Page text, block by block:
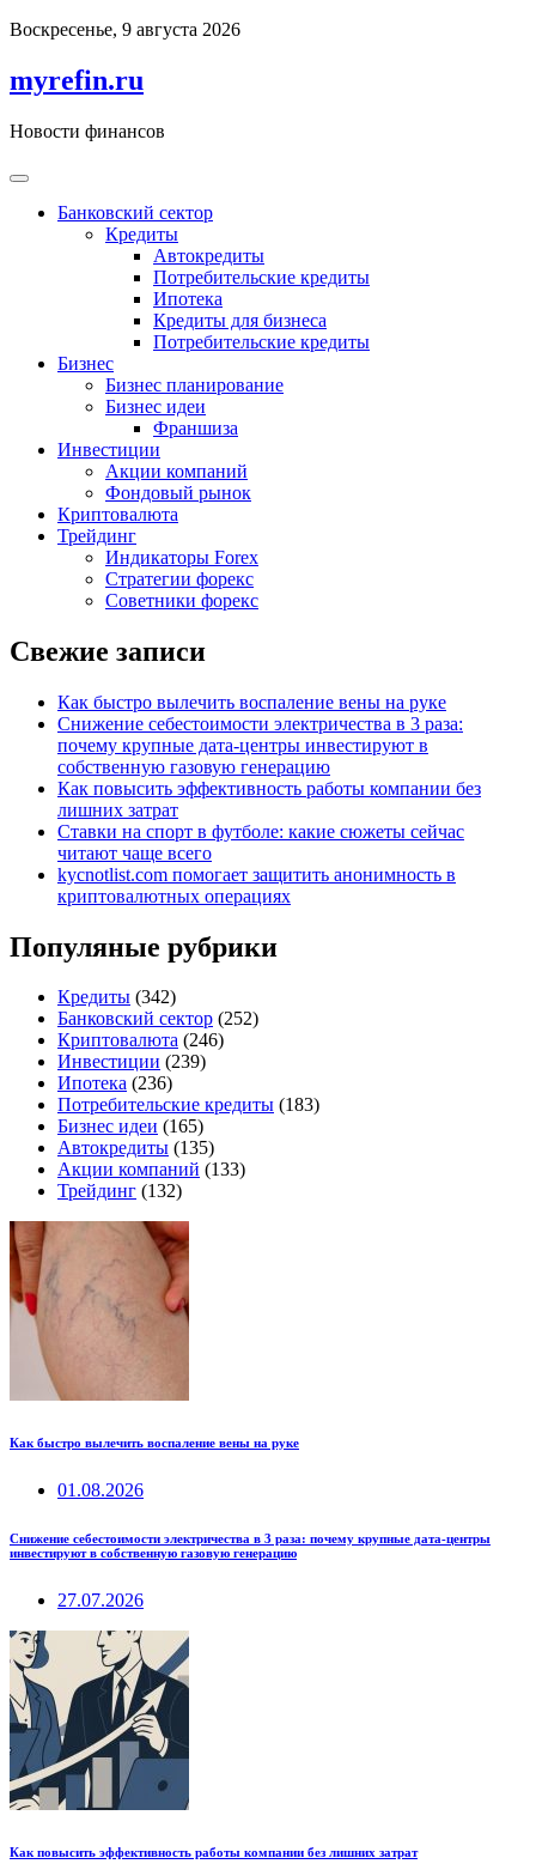
Перейти
содержимому
Воскресенье, 9 августа 2026
myrefin.ru
Новости финансов
Банковский сектор
Кредиты
Автокредиты
Потребительские кредиты
Ипотека
Кредиты для бизнеса
Потребительские кредиты
Бизнес
Бизнес планирование
Бизнес идеи
Франшиза
Инвестиции
Акции компаний
Фондовый рынок
Криптовалюта
Трейдинг
Индикаторы Forex
Стратегии форекс
Советники форекс
Свежие записи
Как быстро вылечить воспаление вены на руке
Снижение себестоимости электричества в 3 раза:
почему крупные дата-центры инвестируют в
собственную газовую генерацию
Как повысить эффективность работы компании без
лишних затрат
Ставки на спорт в футболе: какие сюжеты сейчас
читают чаще всего
kycnotlist.com помогает защитить анонимность в
криптовалютных операциях
Популяные рубрики
Кредиты (342)
Банковский сектор (252)
Криптовалюта (246)
Инвестиции (239)
Ипотека (236)
Потребительские кредиты (183)
Бизнес идеи (165)
Автокредиты (135)
Акции компаний (133)
Трейдинг (132)
Как быстро вылечить воспаление вены на руке
01.08.2026
Снижение себестоимости электричества в 3 раза: почему крупные дата-центры
инвестируют в собственную газовую генерацию
27.07.2026
Как повысить эффективность работы компании без лишних затрат